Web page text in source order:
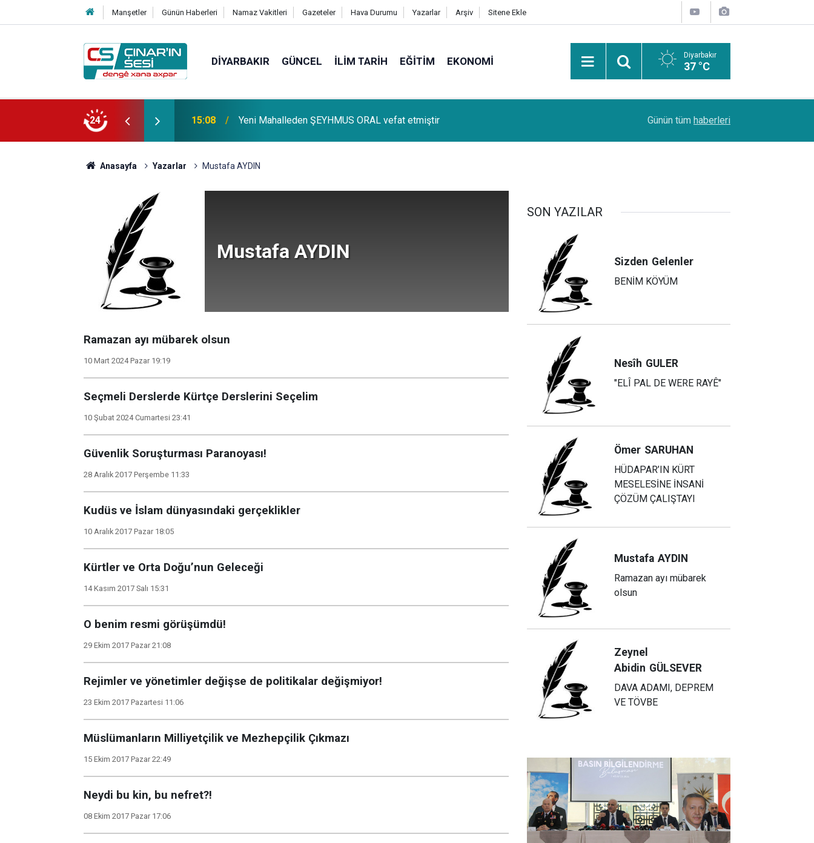
Manşetler Günün Haberleri Namaz Vakitleri Gazeteler Hava Durumu Yazarlar Arşiv Sitene Ekle
DIYARBAKIR GÜNCEL İLIM TARIH EĞITIM EKONOMI Diyarbakır
37 °C
24 14:51 Çınar ilçemize bağlı Kûrik Köyünden MEYRİ GÜL vefat etmiştir
kanserlerine de yol açabilir
Günün tüm haberleri
Anasayfa Yazarlar Mustafa AYDIN
Mustafa AYDIN
Ramazan ayı mübarek olsun
10 Mart 2024 Pazar 19:19
Seçmeli Derslerde Kürtçe Derslerini Seçelim
10 Şubat 2024 Cumartesi 23:41
Güvenlik Soruşturması Paranoyası!
28 Aralık 2017 Perşembe 11:33
Kudüs ve İslam dünyasındaki gerçeklikler
10 Aralık 2017 Pazar 18:05
Kürtler ve Orta Doğu’nun Geleceği
14 Kasım 2017 Salı 15:31
O benim resmi görüşümdü!
29 Ekim 2017 Pazar 21:08
Rejimler ve yönetimler değişse de politikalar değişmiyor!
23 Ekim 2017 Pazartesi 11:06
Müslümanların Milliyetçilik ve Mezhepçilik Çıkmazı
15 Ekim 2017 Pazar 22:49
Neydi bu kin, bu nefret?!
08 Ekim 2017 Pazar 17:06
SON YAZILAR
Sizden Gelenler
BENİM KÖYÜM
Nesîh GULER
"ELÎ PAL DE WERE RAYÊ"
Ömer SARUHAN
HÜDAPAR’IN KÜRT
MESELESİNE İNSANİ
ÇÖZÜM ÇALIŞTAYI
Mustafa AYDIN
Ramazan ayı mübarek
olsun
Zeynel
Abidin GÜLSEVER
DAVA ADAMI, DEPREM
VE TÖVBE